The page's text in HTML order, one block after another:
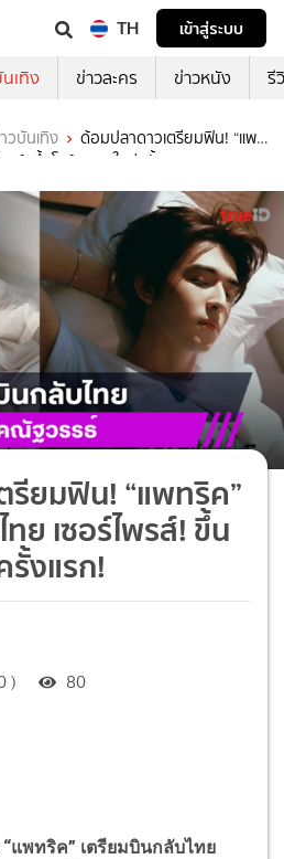
TH
เข้าสู่ระบบ
เทิง ข่าวละคร ข่าวหนัง รี
วบันเทิง
ด้อมปลาดาวเตรียมฟิน! “แพ
ส์! ขึ้นโชว์ซิงเกิลใหม่ครั้งแรก!
รียมฟิน! “แพทริค”
ย เซอร์ไพรส์! ขึ้น
รั้งแรก!
) 80
“แพทริค” เตรียมบินกลับไทย